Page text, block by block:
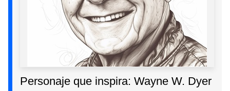
Personaje que inspira: Wayne W. Dyer